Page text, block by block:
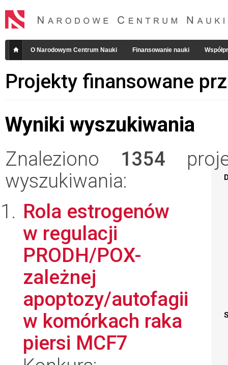
O Narodowym Centrum Nauki Finansowanie nauki
Projekty finansowane
Wyniki wyszukiwania
Znaleziono 1354
wyszukiwania:
Rola estrogenów
w regulacji
PRODH/POX-
zależnej
apoptozy/autofagii
w komórkach raka
piersi MCF7